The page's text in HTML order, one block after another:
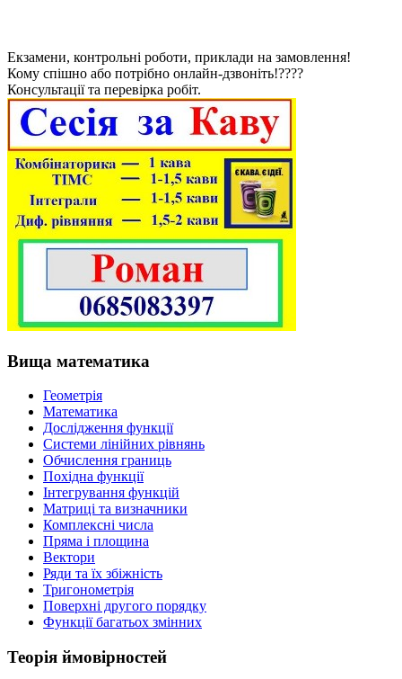
Екзамени, контрольні роботи, приклади на замовлення!
Кому спішно або потрібно онлайн-дзвоніть!????
Консультації та перевірка робіт.
Вища математика
Геометрія
Математика
Дослідження функції
Системи лінійних рівнянь
Обчислення границь
Похідна функції
Інтегрування функцій
Матриці та визначники
Комплексні числа
Пряма і площина
Вектори
Ряди та їх збіжність
Тригонометрія
Поверхні другого порядку
Функції багатьох змінних
Теорія ймовірностей